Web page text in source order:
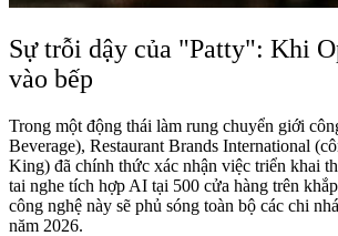
Sự trỗi dậy của "Patty": Khi
vào bếp
Trong một động thái làm rung chuyển giới
Beverage), Restaurant Brands International
King) đã chính thức xác nhận việc triển khai
tai nghe tích hợp AI tại 500 cửa hàng trên
công nghệ này sẽ phủ sóng toàn bộ các chi
năm 2026.